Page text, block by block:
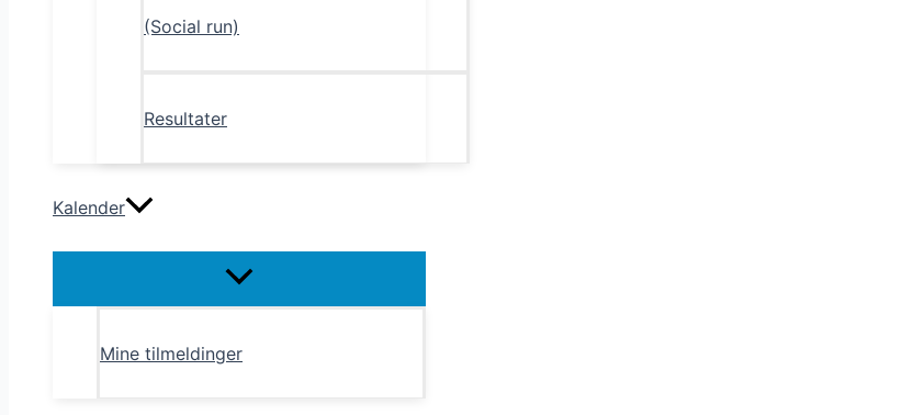
(Social run)
Resultater
Kalender
Menu
Mine tilmeldinger